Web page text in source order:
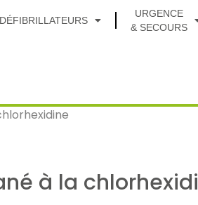
DÉFIBRILLATEURS
URGENCE
& SECOURS
à la